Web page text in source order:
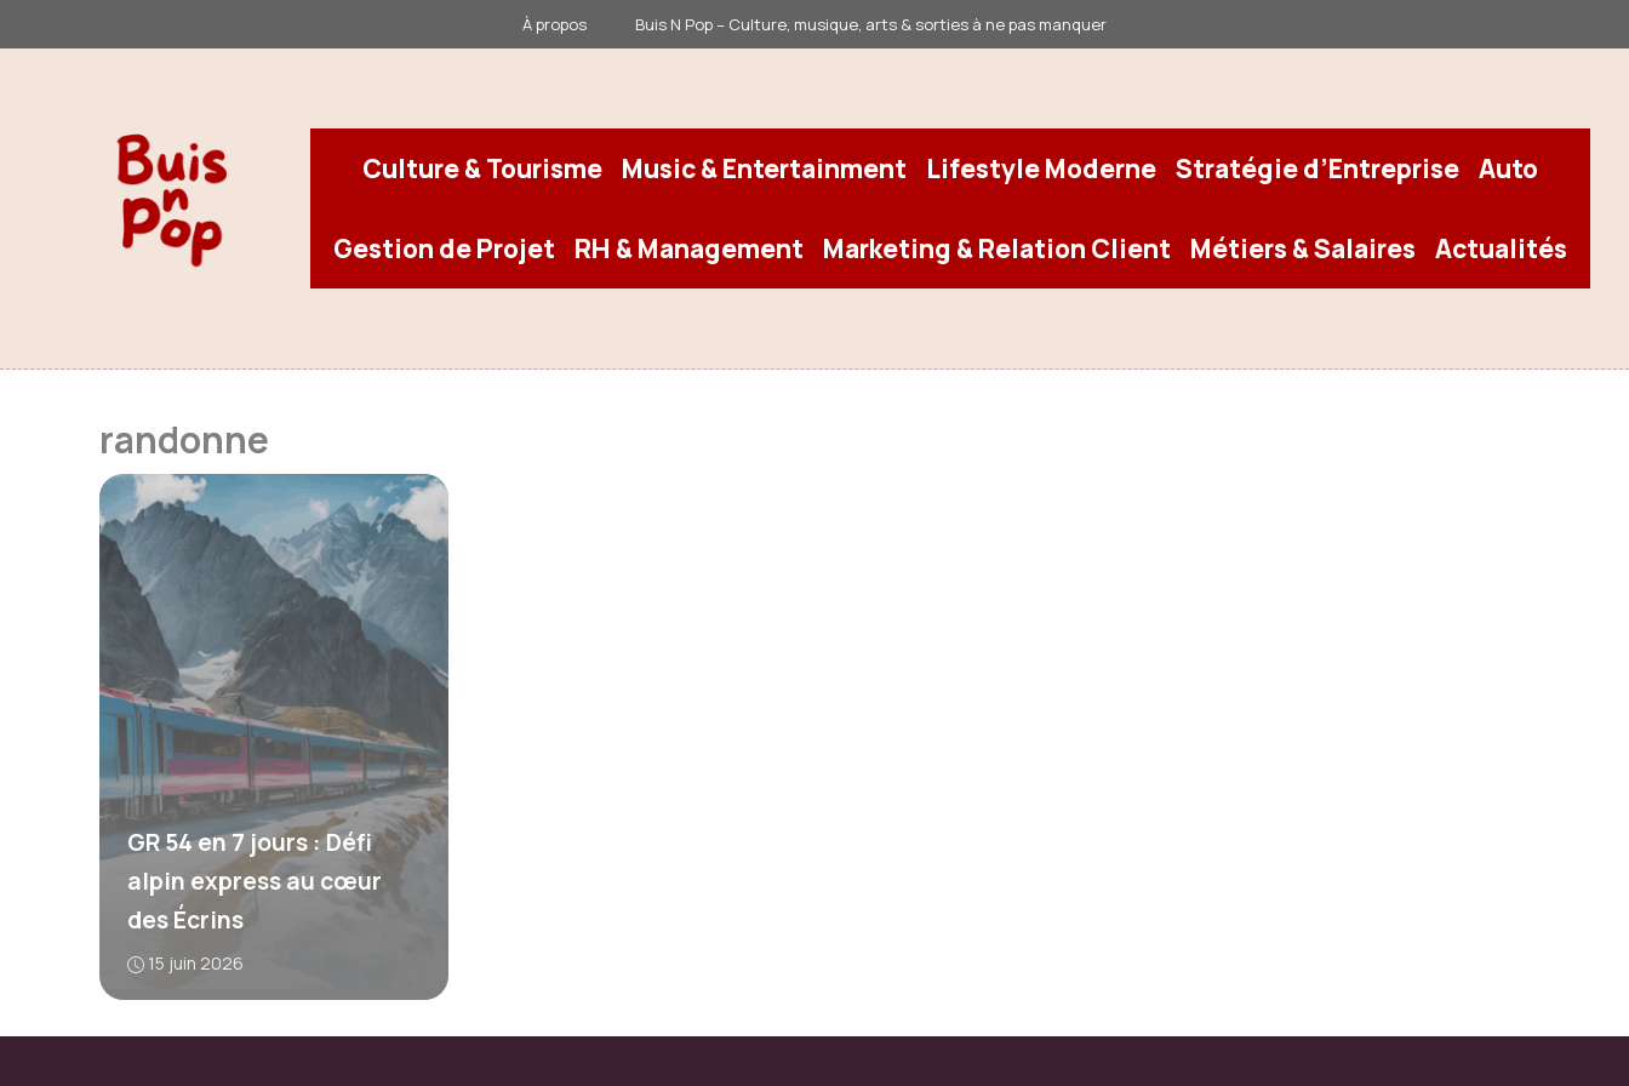
au
À propos Buis N Pop – Culture, musique, arts & sorties à ne pas manquer
Culture & Tourisme Music & Entertainment Lifestyle Moderne Stratégie d’Entreprise Auto
Gestion de Projet RH & Management Marketing & Relation Client Métiers & Salaires Actualités
randonne
GR 54 en 7 jours : Défi
alpin express au cœur
des Écrins
15 juin 2026